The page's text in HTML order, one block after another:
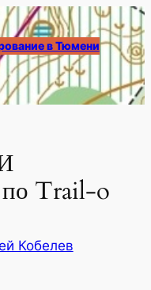
в Тюмени
Trail-o
Кобелев